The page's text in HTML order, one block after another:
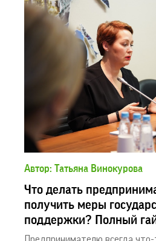
Автор: Татьяна Винокурова
Что делать
получить меры
поддержки? Полный